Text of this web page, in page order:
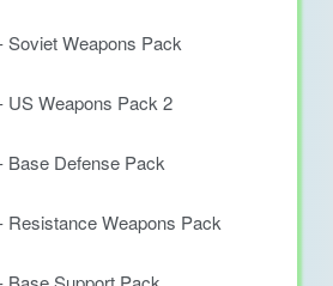
Soviet Weapons Pack
US Weapons Pack 2
Base Defense Pack
Resistance Weapons Pack